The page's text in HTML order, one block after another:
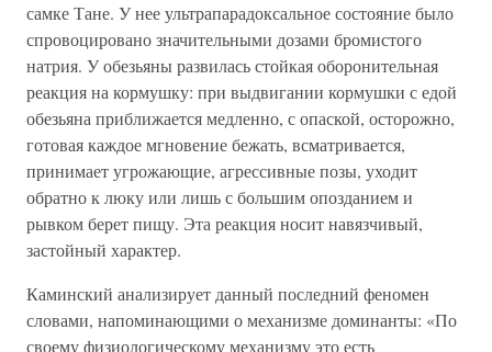
самке Тане. У нее ультрапарадоксальное состояние было
спровоцировано значительными дозами бромистого
натрия. У обезьяны развилась стойкая оборонительная
реакция на кормушку: при выдвигании кормушки с едой
обезьяна приближается медленно, с опаской, осторожно,
готовая каждое мгновение бежать, всматривается,
принимает угрожающие, агрессивные позы, уходит
обратно к люку или лишь с большим опозданием и
рывком берет пищу. Эта реакция носит навязчивый,
застойный характер.
Каминский анализирует данный последний феномен
словами, напоминающими о механизме доминанты: «По
своему физиологическому механизму это есть